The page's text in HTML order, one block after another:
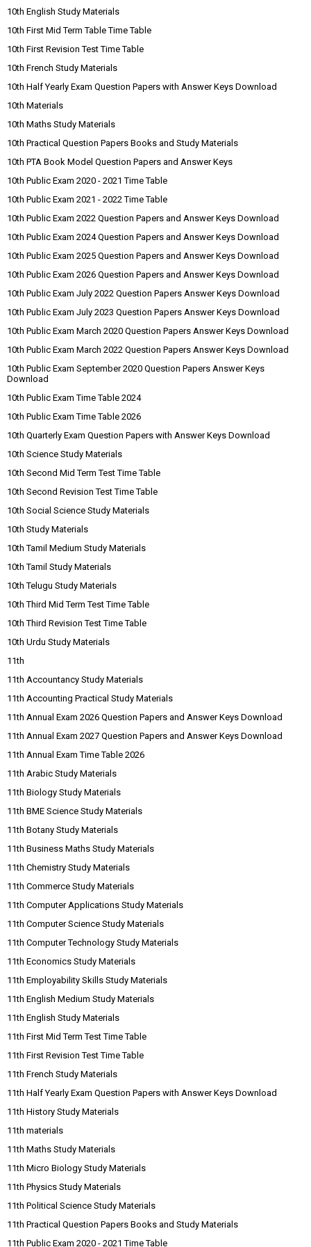
10th English Study Materials
10th First Mid Term Table Time Table
10th First Revision Test Time Table
10th French Study Materials
10th Half Yearly Exam Question Papers with Answer Keys Download
10th Materials
10th Maths Study Materials
10th Practical Question Papers Books and Study Materials
10th PTA Book Model Question Papers and Answer Keys
10th Public Exam 2020 - 2021 Time Table
10th Public Exam 2021 - 2022 Time Table
10th Public Exam 2022 Question Papers and Answer Keys Download
10th Public Exam 2024 Question Papers and Answer Keys Download
10th Public Exam 2025 Question Papers and Answer Keys Download
10th Public Exam 2026 Question Papers and Answer Keys Download
10th Public Exam July 2022 Question Papers Answer Keys Download
10th Public Exam July 2023 Question Papers Answer Keys Download
10th Public Exam March 2020 Question Papers Answer Keys Download
10th Public Exam March 2022 Question Papers Answer Keys Download
10th Public Exam September 2020 Question Papers Answer Keys
Download
10th Public Exam Time Table 2024
10th Public Exam Time Table 2026
10th Quarterly Exam Question Papers with Answer Keys Download
10th Science Study Materials
10th Second Mid Term Test Time Table
10th Second Revision Test Time Table
10th Social Science Study Materials
10th Study Materials
10th Tamil Medium Study Materials
10th Tamil Study Materials
10th Telugu Study Materials
10th Third Mid Term Test Time Table
10th Third Revision Test Time Table
10th Urdu Study Materials
11th
11th Accountancy Study Materials
11th Accounting Practical Study Materials
11th Annual Exam 2026 Question Papers and Answer Keys Download
11th Annual Exam 2027 Question Papers and Answer Keys Download
11th Annual Exam Time Table 2026
11th Arabic Study Materials
11th Biology Study Materials
11th BME Science Study Materials
11th Botany Study Materials
11th Business Maths Study Materials
11th Chemistry Study Materials
11th Commerce Study Materials
11th Computer Applications Study Materials
11th Computer Science Study Materials
11th Computer Technology Study Materials
11th Economics Study Materials
11th Employability Skills Study Materials
11th English Medium Study Materials
11th English Study Materials
11th First Mid Term Test Time Table
11th First Revision Test Time Table
11th French Study Materials
11th Half Yearly Exam Question Papers with Answer Keys Download
11th History Study Materials
11th materials
11th Maths Study Materials
11th Micro Biology Study Materials
11th Physics Study Materials
11th Political Science Study Materials
11th Practical Question Papers Books and Study Materials
11th Public Exam 2020 - 2021 Time Table